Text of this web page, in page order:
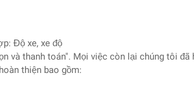
Độ xe, xe độ
và thanh toán". Mọi việc còn lại chúng tôi
thiện bao gồm: